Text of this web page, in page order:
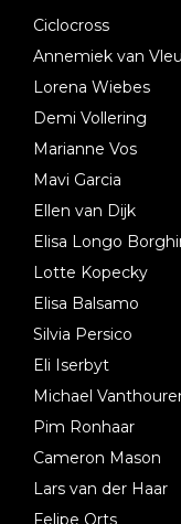
Ciclocross
Annemiek van
Lorena Wiebes
Demi Vollering
Marianne Vos
Mavi Garcia
Ellen van Dijk
Elisa Longo
Lotte Kopecky
Elisa Balsamo
Silvia Persico
Eli Iserbyt
Michael
Pim Ronhaar
Cameron Mason
Lars van der Haar
Felipe Orts